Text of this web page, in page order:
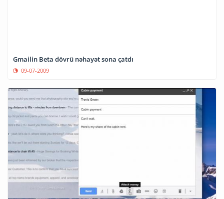
Gmailin Beta dövrü nəhayət sona çatdı
09-07-2009